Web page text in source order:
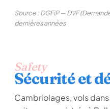
Source : DGFiP — DVF
dernières années
Safety
Sécurité et
Cambriolages, vols